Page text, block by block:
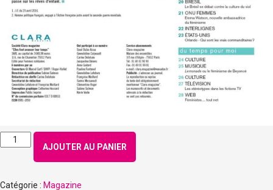
quantité
de
-
AJOUTER AU PANIER
Catégorie : Magazine